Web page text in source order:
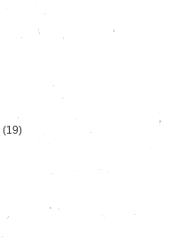
(19)